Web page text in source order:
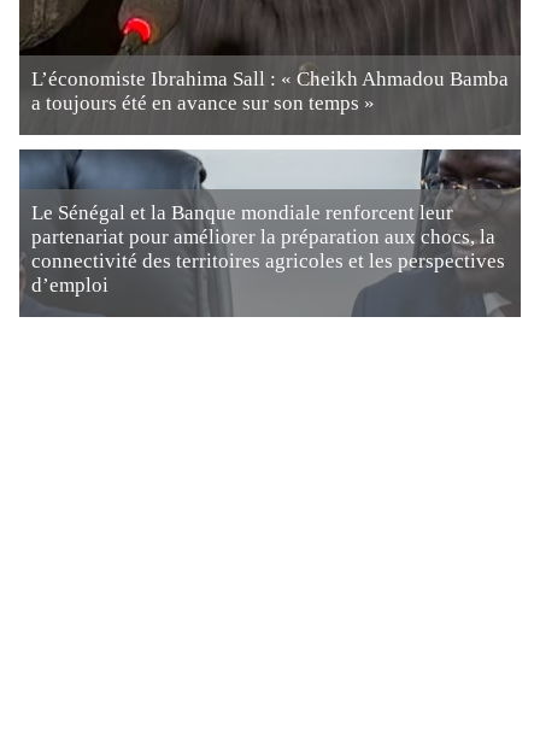
L’économiste Ibrahima Sall : « Cheikh Ahmadou Bamba
a toujours été en avance sur son temps »
Le Sénégal et la Banque mondiale renforcent leur
partenariat pour améliorer la préparation aux chocs, la
connectivité des territoires agricoles et les perspectives
d’emploi